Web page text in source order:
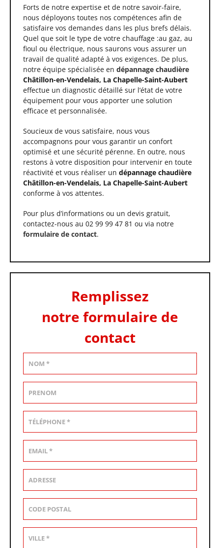
Forts de notre expertise et de notre savoir-faire,
nous déployons toutes nos compétences afin de
satisfaire vos demandes dans les plus brefs délais.
Quel que soit le type de votre chauffage :au gaz, au
fioul ou électrique, nous saurons vous assurer un
travail de qualité adapté à vos exigences. De plus,
notre équipe spécialisée en dépannage chaudière
Châtillon-en-Vendelais, La Chapelle-Saint-Aubert
effectue un diagnostic détaillé sur l’état de votre
équipement pour vous apporter une solution
efficace et personnalisée.
Soucieux de vous satisfaire, nous vous
accompagnons pour vous garantir un confort
optimisé et une sécurité pérenne. En outre, nous
restons à votre disposition pour intervenir en toute
réactivité et vous réaliser un dépannage chaudière
Châtillon-en-Vendelais, La Chapelle-Saint-Aubert
conforme à vos attentes.
Pour plus d’informations ou un devis gratuit,
contactez-nous au 02 99 99 47 81 ou via notre
formulaire de contact.
Remplissez
notre formulaire de
contact